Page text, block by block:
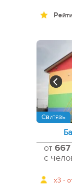
Свитязь
от
с
x3 -